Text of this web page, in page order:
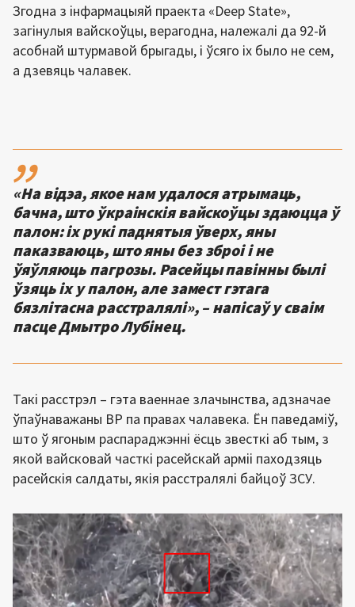
Згодна з інфармацыяй праекта «Deep State»,
загінулыя вайскоўцы, верагодна, належалі да 92-й
асобнай штурмавой брыгады, і ўсяго іх было не сем,
а дзевяць чалавек.
,,
«На відэа, якое нам удалося атрымаць,
бачна, што ўкраінскія вайскоўцы здаюцца ў
палон: іх рукі паднятыя ўверх, яны
паказваюць, што яны без зброі і не
ўяўляюць пагрозы. Расейцы павінны былі
ўзяць іх у палон, але замест гэтага
бязлітасна расстралялі», – напісаў у сваім
пасце Дмытро Лубінец.
Такі расстрэл – гэта ваеннае злачынства, адзначае
ўпаўнаважаны ВР па правах чалавека. Ён паведаміў,
што ў ягоным распараджэнні ёсць звесткі аб тым, з
якой вайсковай часткі расейскай арміі паходзяць
расейскія салдаты, якія расстралялі байцоў ЗСУ.